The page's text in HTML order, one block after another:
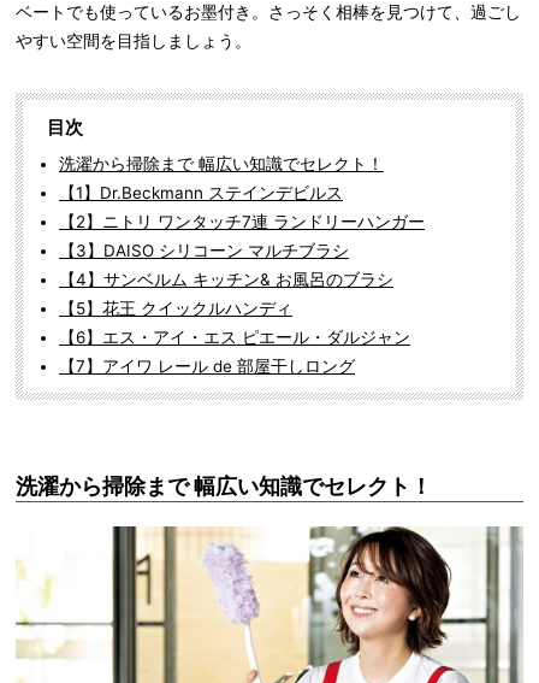
ベートでも使っているお墨付き。さっそく相棒を見つけて、過ごし
やすい空間を目指しましょう。
目次
洗濯から掃除まで 幅広い知識でセレクト！
【1】Dr.Beckmann ステインデビルス
【2】ニトリ ワンタッチ7連 ランドリーハンガー
【3】DAISO シリコーン マルチブラシ
【4】サンベルム キッチン& お風呂のブラシ
【5】花王 クイックルハンディ
【6】エス・アイ・エス ピエール・ダルジャン
【7】アイワ レール de 部屋干しロング
洗濯から掃除まで 幅広い知識でセレクト！